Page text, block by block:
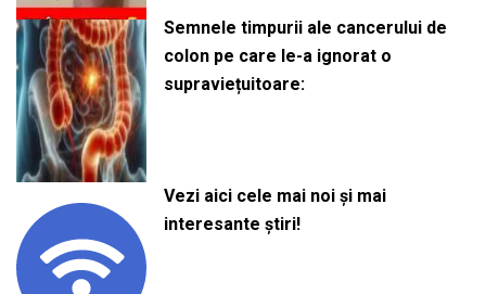
Semnele timpurii ale cancerului de
colon pe care le-a ignorat o
supraviețuitoare:
Vezi aici cele mai noi și mai
interesante știri!